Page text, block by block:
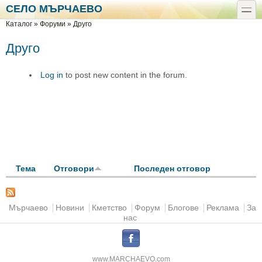
Премини към основното съдържание
Skip to search
СЕЛО МЪРЧАЕВО
toggle
Вие сте тук
Каталог » Форуми » Друго
Друго
Log in to post new content in the forum.
Тема Отговори Последен отговор
Основно меню
Мърчаево Новини Кметство Форум Блогове Реклама
За
нас
.
www.MARCHAEVO.com